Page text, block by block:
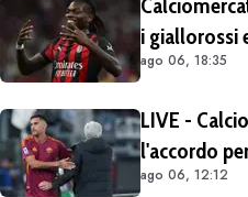
i giallorossi
situazioni di
ago 06, 18:35
LIVE -
l'accordo
ago 06, 12:12